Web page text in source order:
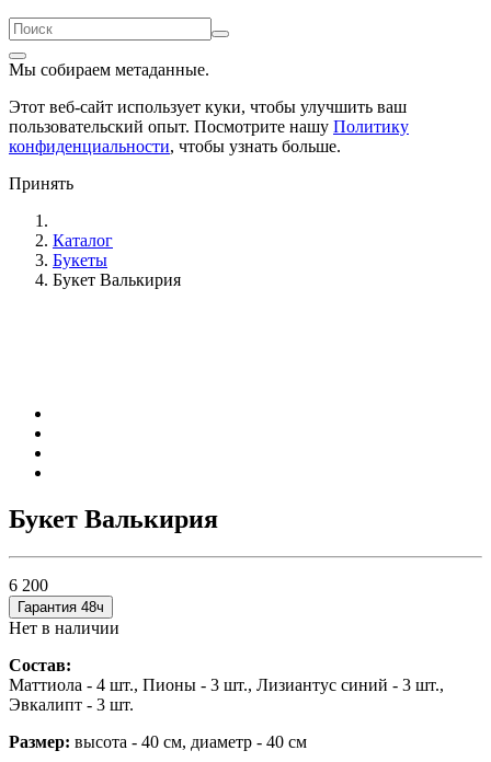
Мы собираем метаданные.
Этот веб-сайт использует куки, чтобы улучшить ваш
пользовательский опыт. Посмотрите нашу Политику
конфиденциальности, чтобы узнать больше.
Принять
Каталог
Букеты
Букет Валькирия
Букет Валькирия
6 200
Гарантия 48ч
Нет в наличии
Состав:
Маттиола - 4 шт., Пионы - 3 шт., Лизиантус синий - 3 шт.,
Эвкалипт - 3 шт.
Размер: высота - 40 см, диаметр - 40 см